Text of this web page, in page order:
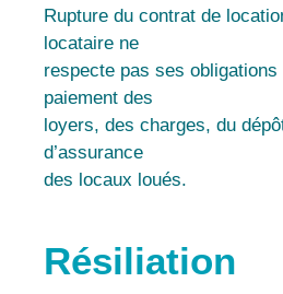
Rupture du contrat de
locataire ne
respecte pas ses obligations
paiement des
loyers, des charges, du
d’assurance
des locaux loués.
Résiliation